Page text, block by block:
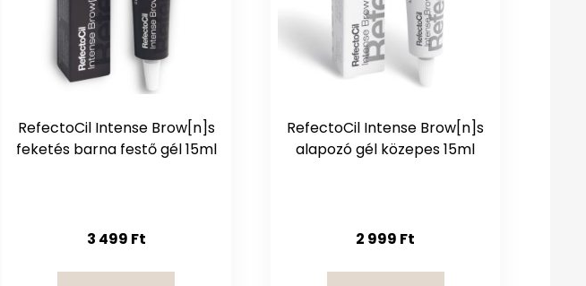
RefectoCil Intense Brow[n]s
feketés barna festő gél 15ml
3 499 Ft
RefectoCil Intense Brow[n]s
alapozó gél közepes 15ml
2 999 Ft